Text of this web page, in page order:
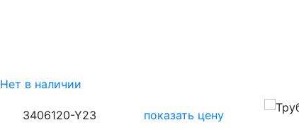
Нет в наличии
3406120-Y23
показать цену